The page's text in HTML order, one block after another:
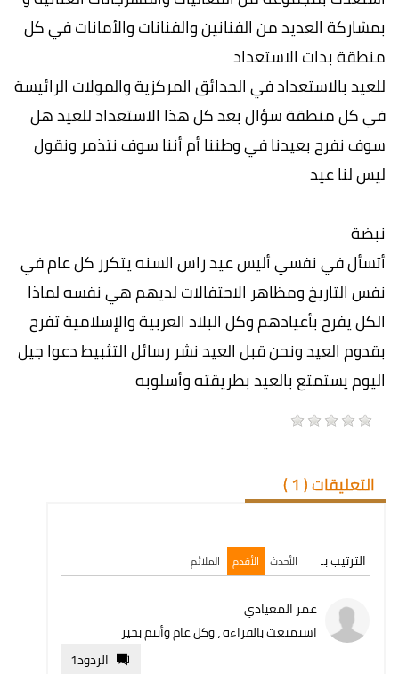
بمشاركة العديد من الفنانين والفنانات والأمانات في كل
منطقة بدات الاستعداد
للعيد بالاستعداد في الحدائق المركزية والمولات الرائيسة
في كل منطقة سؤال بعد كل هذا الاستعداد للعيد هل
سوف نفرح بعيدنا في وطننا أم أننا سوف نتذمر ونقول
ليس لنا عيد
نبضة
أتسأل في نفسي أليس عيد راس السنه يتكرر كل عام في
نفس التاريخ ومظاهر الاحتفالات لديهم هي نفسه لماذا
الكل يفرح بأعيادهم وكل البلاد العربية والإسلامية تفرح
بقدوم العيد ونحن قبل العيد نشر رسائل التثبيط دعوا جيل
اليوم يستمتع بالعيد بطريقته وأسلوبه
التعليقات (1
)
الترتيب بـ الأحدث الأقدم الملائم
عمر المعيادي
استمتعت بالقراءة ، وكل عام وأنتم بخير
الردود1